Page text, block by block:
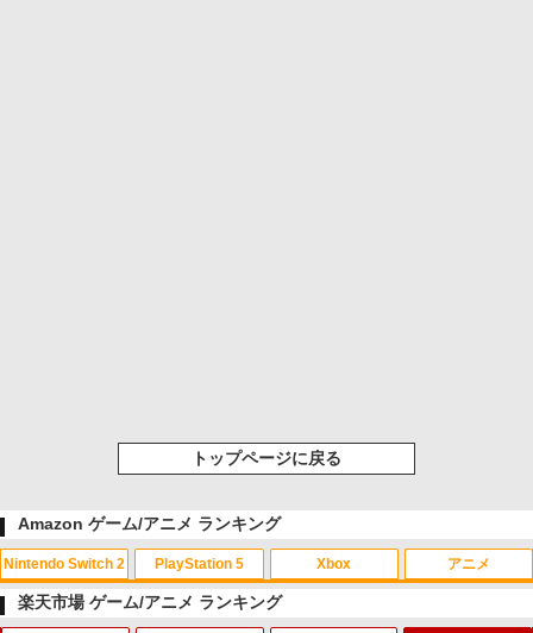
トップページに戻る
Amazon ゲーム/アニメ ランキング
Nintendo Switch 2 PlayStation 5 Xbox アニメ
楽天市場 ゲーム/アニメ ランキング